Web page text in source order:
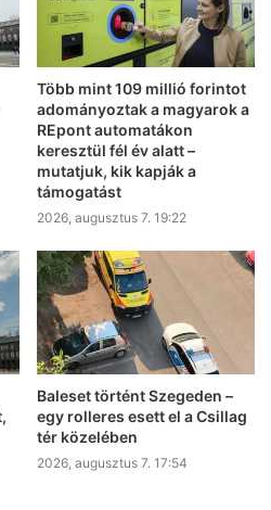
Több mint 109 millió forintot
adományoztak a magyarok a
REpont automatákon
keresztül fél év alatt –
mutatjuk, kik kapják a
támogatást
2026, augusztus 7. 19:22
Baleset történt Szegeden –
egy rolleres esett el a Csillag
tér közelében
2026, augusztus 7. 17:54